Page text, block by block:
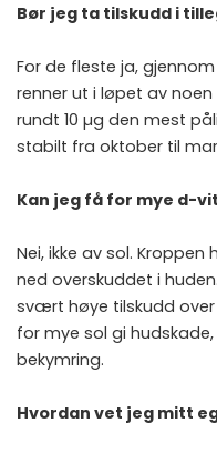
Bør jeg ta tilskudd i
For de fleste ja,
renner ut i løpet av
rundt 10 µg den mest
stabilt fra oktober til
Kan jeg få for mye d-
Nei, ikke av sol.
ned overskuddet i
svært høye tilskudd over
for mye sol gi
bekymring.
Hvordan vet jeg mitt